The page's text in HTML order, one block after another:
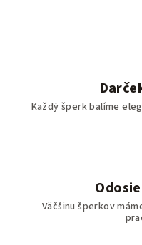
Každý šperk balíme
Väčšinu šperkov